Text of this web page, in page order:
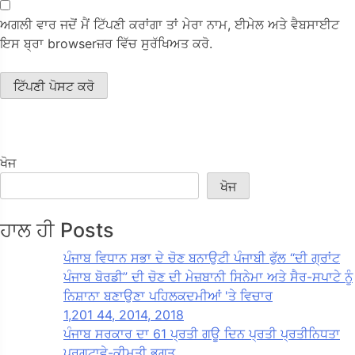
ਅਗਲੀ ਵਾਰ ਜਦੋਂ ਮੈਂ ਟਿੱਪਣੀ ਕਰਾਂਗਾ ਤਾਂ ਮੇਰਾ ਨਾਮ, ਈਮੇਲ ਅਤੇ ਵੈਬਸਾਈਟ
ਇਸ ਬ੍ਰਾ browserਜ਼ਰ ਵਿੱਚ ਸੁਰੱਖਿਅਤ ਕਰੋ.
ਖੋਜ
ਖੋਜ
ਹਾਲ ਹੀ Posts
ਪੰਜਾਬ ਵਿਧਾਨ ਸਭਾ ਦੇ ਚੋਣ ਬਨਾਉਟੀ ਪੰਜਾਬੀ ਫੁੱਲ “ਦੀ ਗ੍ਰਾਂਟ
ਪੰਜਾਬ ਬੋਰਡੀ” ਦੀ ਚੋਣ ਦੀ ਮੇਜ਼ਬਾਨੀ ਸਿਨੇਮਾ ਅਤੇ ਸੈਰ-ਸਪਾਟੇ ਨੂੰ
ਨਿਸ਼ਾਨਾ ਬਣਾਉਣਾ ਪਹਿਲਕਦਮੀਆਂ 'ਤੇ ਵਿਚਾਰ
1,201 44, 2014, 2018
ਪੰਜਾਬ ਸਰਕਾਰ ਦਾ 61 ਪ੍ਰਤੀ ਗਊ ਦਿਨ ਪ੍ਰਤੀ ਪ੍ਰਤੀਨਿਧਤਾ